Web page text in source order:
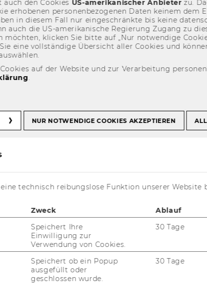
Conference 25-27.09.2008
25-27.09.2008
den Coo­kies US-​amerikanischer An­bie­terzu.
er­ho­be­nen per­so­nen­be­zo­ge­nen Daten kei­nem dem
in die­sem Fall nur ein­ge­schränk­te bis keine
auch die US-​amerikanische Re­gie­rung Zu­gang zu
möch­ten, kli­cken Sie bitte auf „Nur not­wen­di­ge
eine voll­stän­di­ge Über­sicht aller Coo­kies und
auf der Website und zur Verarbeitung
.
NUR NOTWENDIGE COOKIES AKZEPTIEREN
technisch reibungslose Funktion unserer Website
Zweck Ablauf
Speichert Ihre
Einwilligung zur
Verwendung von Cookies.
30 Tage
Speichert ob ein Popup
ausgefüllt oder
geschlossen wurde.
30 Tage